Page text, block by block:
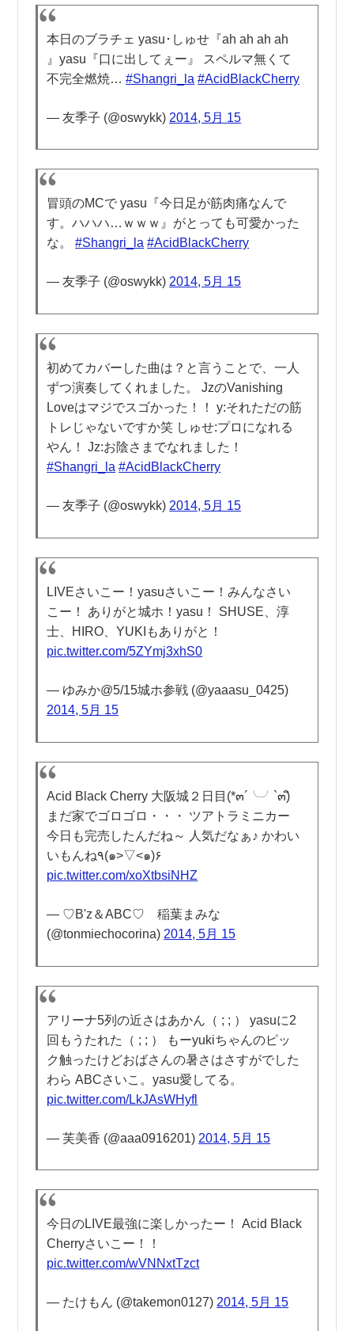
本日のブラチェ yasu･しゅせ『ah ah ah ah
』yasu『口に出してぇー』 スペルマ無くて
不完全燃焼…#Shangri_la #AcidBlackCherry
— 友季子 (@oswykk) 2014, 5月 15
冒頭のMCで yasu『今日足が筋肉痛なんで
す。ハハハ…ｗｗｗ』がとっても可愛かった
な。#Shangri_la #AcidBlackCherry
— 友季子 (@oswykk)2014, 5月 15
初めてカバーした曲は？と言うことで、一人
ずつ演奏してくれました。 JzのVanishing
Loveはマジでスゴかった！！ y:それただの筋
トレじゃないですか笑 しゅせ:プロになれる
やん！ Jz:お陰さまでなれました！
#Shangri_la #AcidBlackCherry
— 友季子 (@oswykk) 2014, 5月 15
LIVEさいこー！yasuさいこー！みんなさい
こー！ ありがと城ホ！yasu！ SHUSE、淳
士、HIRO、YUKIもありがと！
pic.twitter.com/5ZYmj3xhS0
— ゆみか@5/15城ホ参戦 (@yaaasu_0425)
2014, 5月 15
Acid Black Cherry 大阪城２日目(*๓´╰╯`๓)ิ
まだ家でゴロゴロ・・・ ツアトラミニカー
今日も完売したんだね～ 人気だなぁ♪ かわい
いもんね٩(๑>▽<๑)۶
pic.twitter.com/xoXtbsiNHZ
— ♡B'z＆ABC♡ 稲葉まみな
(@tonmiechocorina) 2014, 5月 15
アリーナ5列の近さはあかん（ ; ; ） yasuに2
回もうたれた（ ; ; ） もーyukiちゃんのピッ
ク触ったけどおばさんの暑さはさすがでした
わら ABCさいこ。yasu愛してる。
pic.twitter.com/LkJAsWHyfl
— 芙美香 (@aaa0916201) 2014, 5月 15
今日のLIVE最強に楽しかったー！ Acid Black
Cherryさいこー！！
pic.twitter.com/wVNNxtTzct
— たけもん (@takemon0127)2014, 5月 15